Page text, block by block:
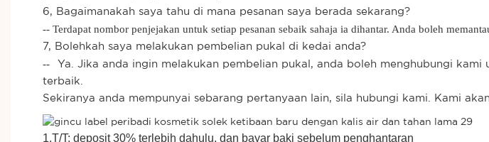
6, Bagaimanakah saya tahu di mana pesanan saya berada sekarang?
-- Terdapat nombor penjejakan untuk setiap pesanan sebaik sahaja ia dihantar. Anda boleh
7, Bolehkah saya melakukan pembelian pukal di kedai anda?
--
Ya. Jika anda ingin melakukan pembelian pukal, anda boleh menghubungi
terbaik.
Sekiranya anda mempunyai sebarang pertanyaan lain, sila hubungi kami. Kami
1.T/T: deposit 30% terlebih dahulu, dan bayar baki sebelum penghantaran